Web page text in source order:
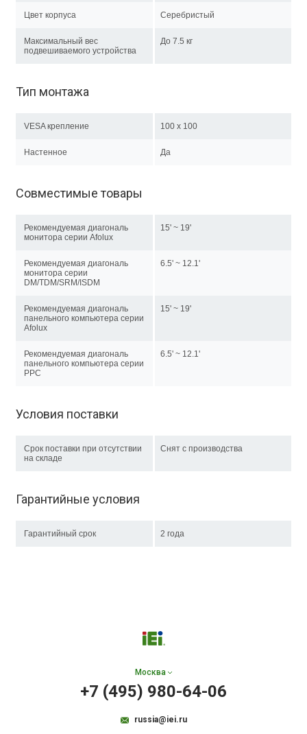
Цвет корпуса Серебристый
Максимальный вес
подвешиваемого устройства
До 7.5 кг
Тип монтажа
VESA крепление 100 x 100
Настенное Да
Совместимые товары
Рекомендуемая диагональ
монитора серии Afolux
15' ~ 19'
Рекомендуемая диагональ
монитора серии
DM/TDM/SRM/ISDM
6.5' ~ 12.1'
Рекомендуемая диагональ
панельного компьютера серии
Afolux
15' ~ 19'
Рекомендуемая диагональ
панельного компьютера серии
PPC
6.5' ~ 12.1'
Условия поставки
Срок поставки при отсутствии
на складе
Снят с производства
Гарантийные условия
Гарантийный срок 2 года
Москва
+7 (495) 980-64-06
russia@iei.ru